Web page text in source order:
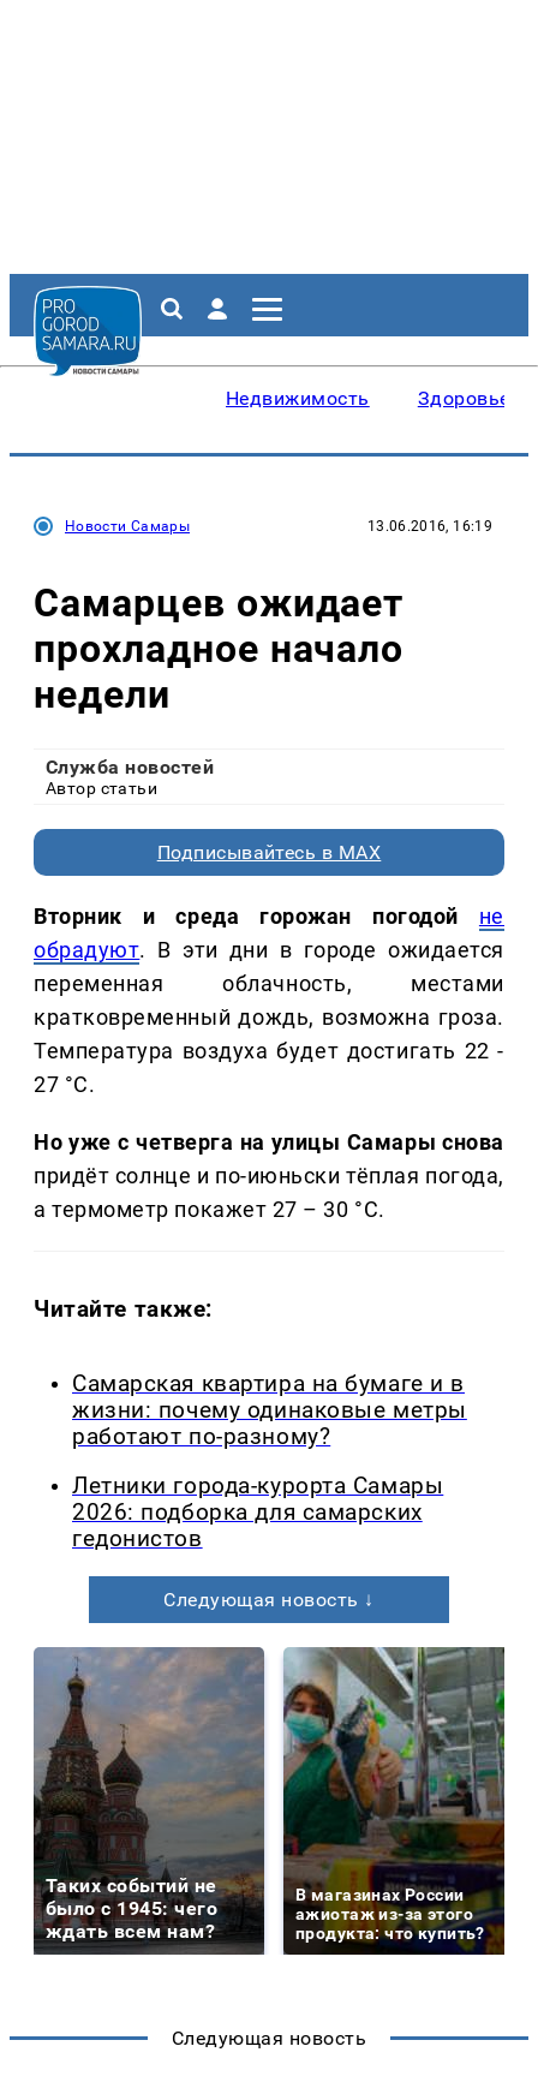
Недвижимость Здоровье
Новости Самары 13.06.2016, 16:19
Самарцев ожидает
прохладное начало
недели
Служба новостей
Автор статьи
Подписывайтесь в MAX
Вторник и среда горожан погодой
не
обрадуют. В эти дни в городе ожидается
переменная облачность, местами
кратковременный дождь, возможна гроза.
Температура воздуха будет достигать 22 -
27 °C.
Но уже с четверга на улицы Самары снова
придёт солнце и по-июньски тёплая погода,
а термометр покажет 27 – 30 °C.
Читайте также:
Самарская квартира на бумаге и в
жизни: почему одинаковые метры
работают по-разному?
Летники города-курорта Самары
2026: подборка для самарских
гедонистов
Следующая новость ↓
Таких событий не
было с 1945: чего
ждать всем нам?
В магазинах России
ажиотаж из-за этого
продукта: что купить?
Следующая новость